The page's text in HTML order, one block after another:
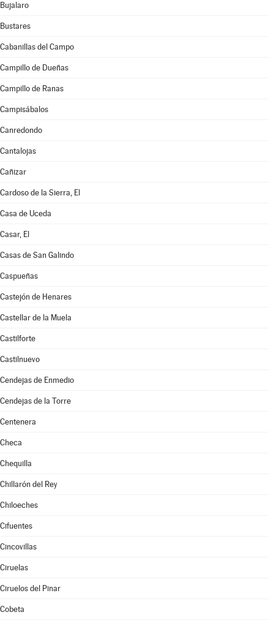
Bujalaro
Bustares
Cabanillas del Campo
Campillo de Dueñas
Campillo de Ranas
Campisábalos
Canredondo
Cantalojas
Cañizar
Cardoso de la Sierra, El
Casa de Uceda
Casar, El
Casas de San Galindo
Caspueñas
Castejón de Henares
Castellar de la Muela
Castilforte
Castilnuevo
Cendejas de Enmedio
Cendejas de la Torre
Centenera
Checa
Chequilla
Chillarón del Rey
Chiloeches
Cifuentes
Cincovillas
Ciruelas
Ciruelos del Pinar
Cobeta